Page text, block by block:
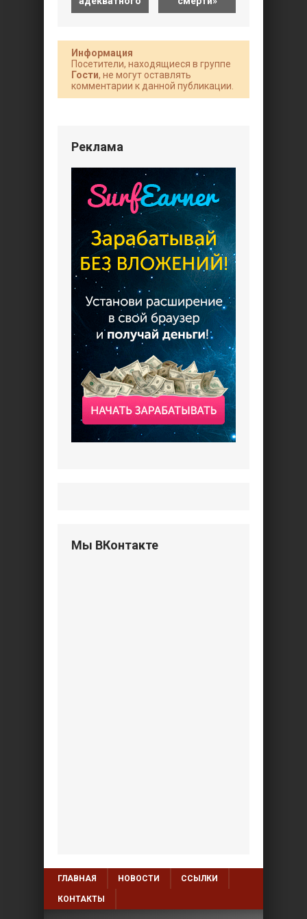
Информация
Посетители, находящиеся в группе
Гости, не могут оставлять
комментарии к данной публикации.
Реклама
Мы ВКонтакте
ГЛАВНАЯ НОВОСТИ ССЫЛКИ
КОНТАКТЫ